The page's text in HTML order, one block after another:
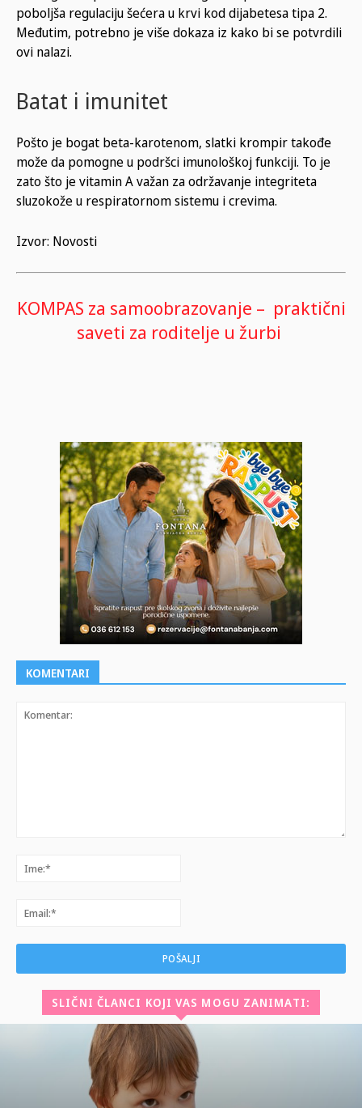
poboljša regulaciju šećera u krvi kod dijabetesa tipa 2.
Međutim, potrebno je više dokaza iz kako bi se potvrdili
ovi nalazi.
Batat i imunitet
Pošto je bogat beta-karotenom, slatki krompir takođe
može da pomogne u podršci imunološkoj funkciji. To je
zato što je vitamin A važan za održavanje integriteta
sluzokože u respiratornom sistemu i crevima.
Izvor: Novosti
KOMPAS za samoobrazovanje – praktični
saveti za roditelje u žurbi
KOMENTARI
SLIČNI ČLANCI KOJI VAS MOGU ZANIMATI: